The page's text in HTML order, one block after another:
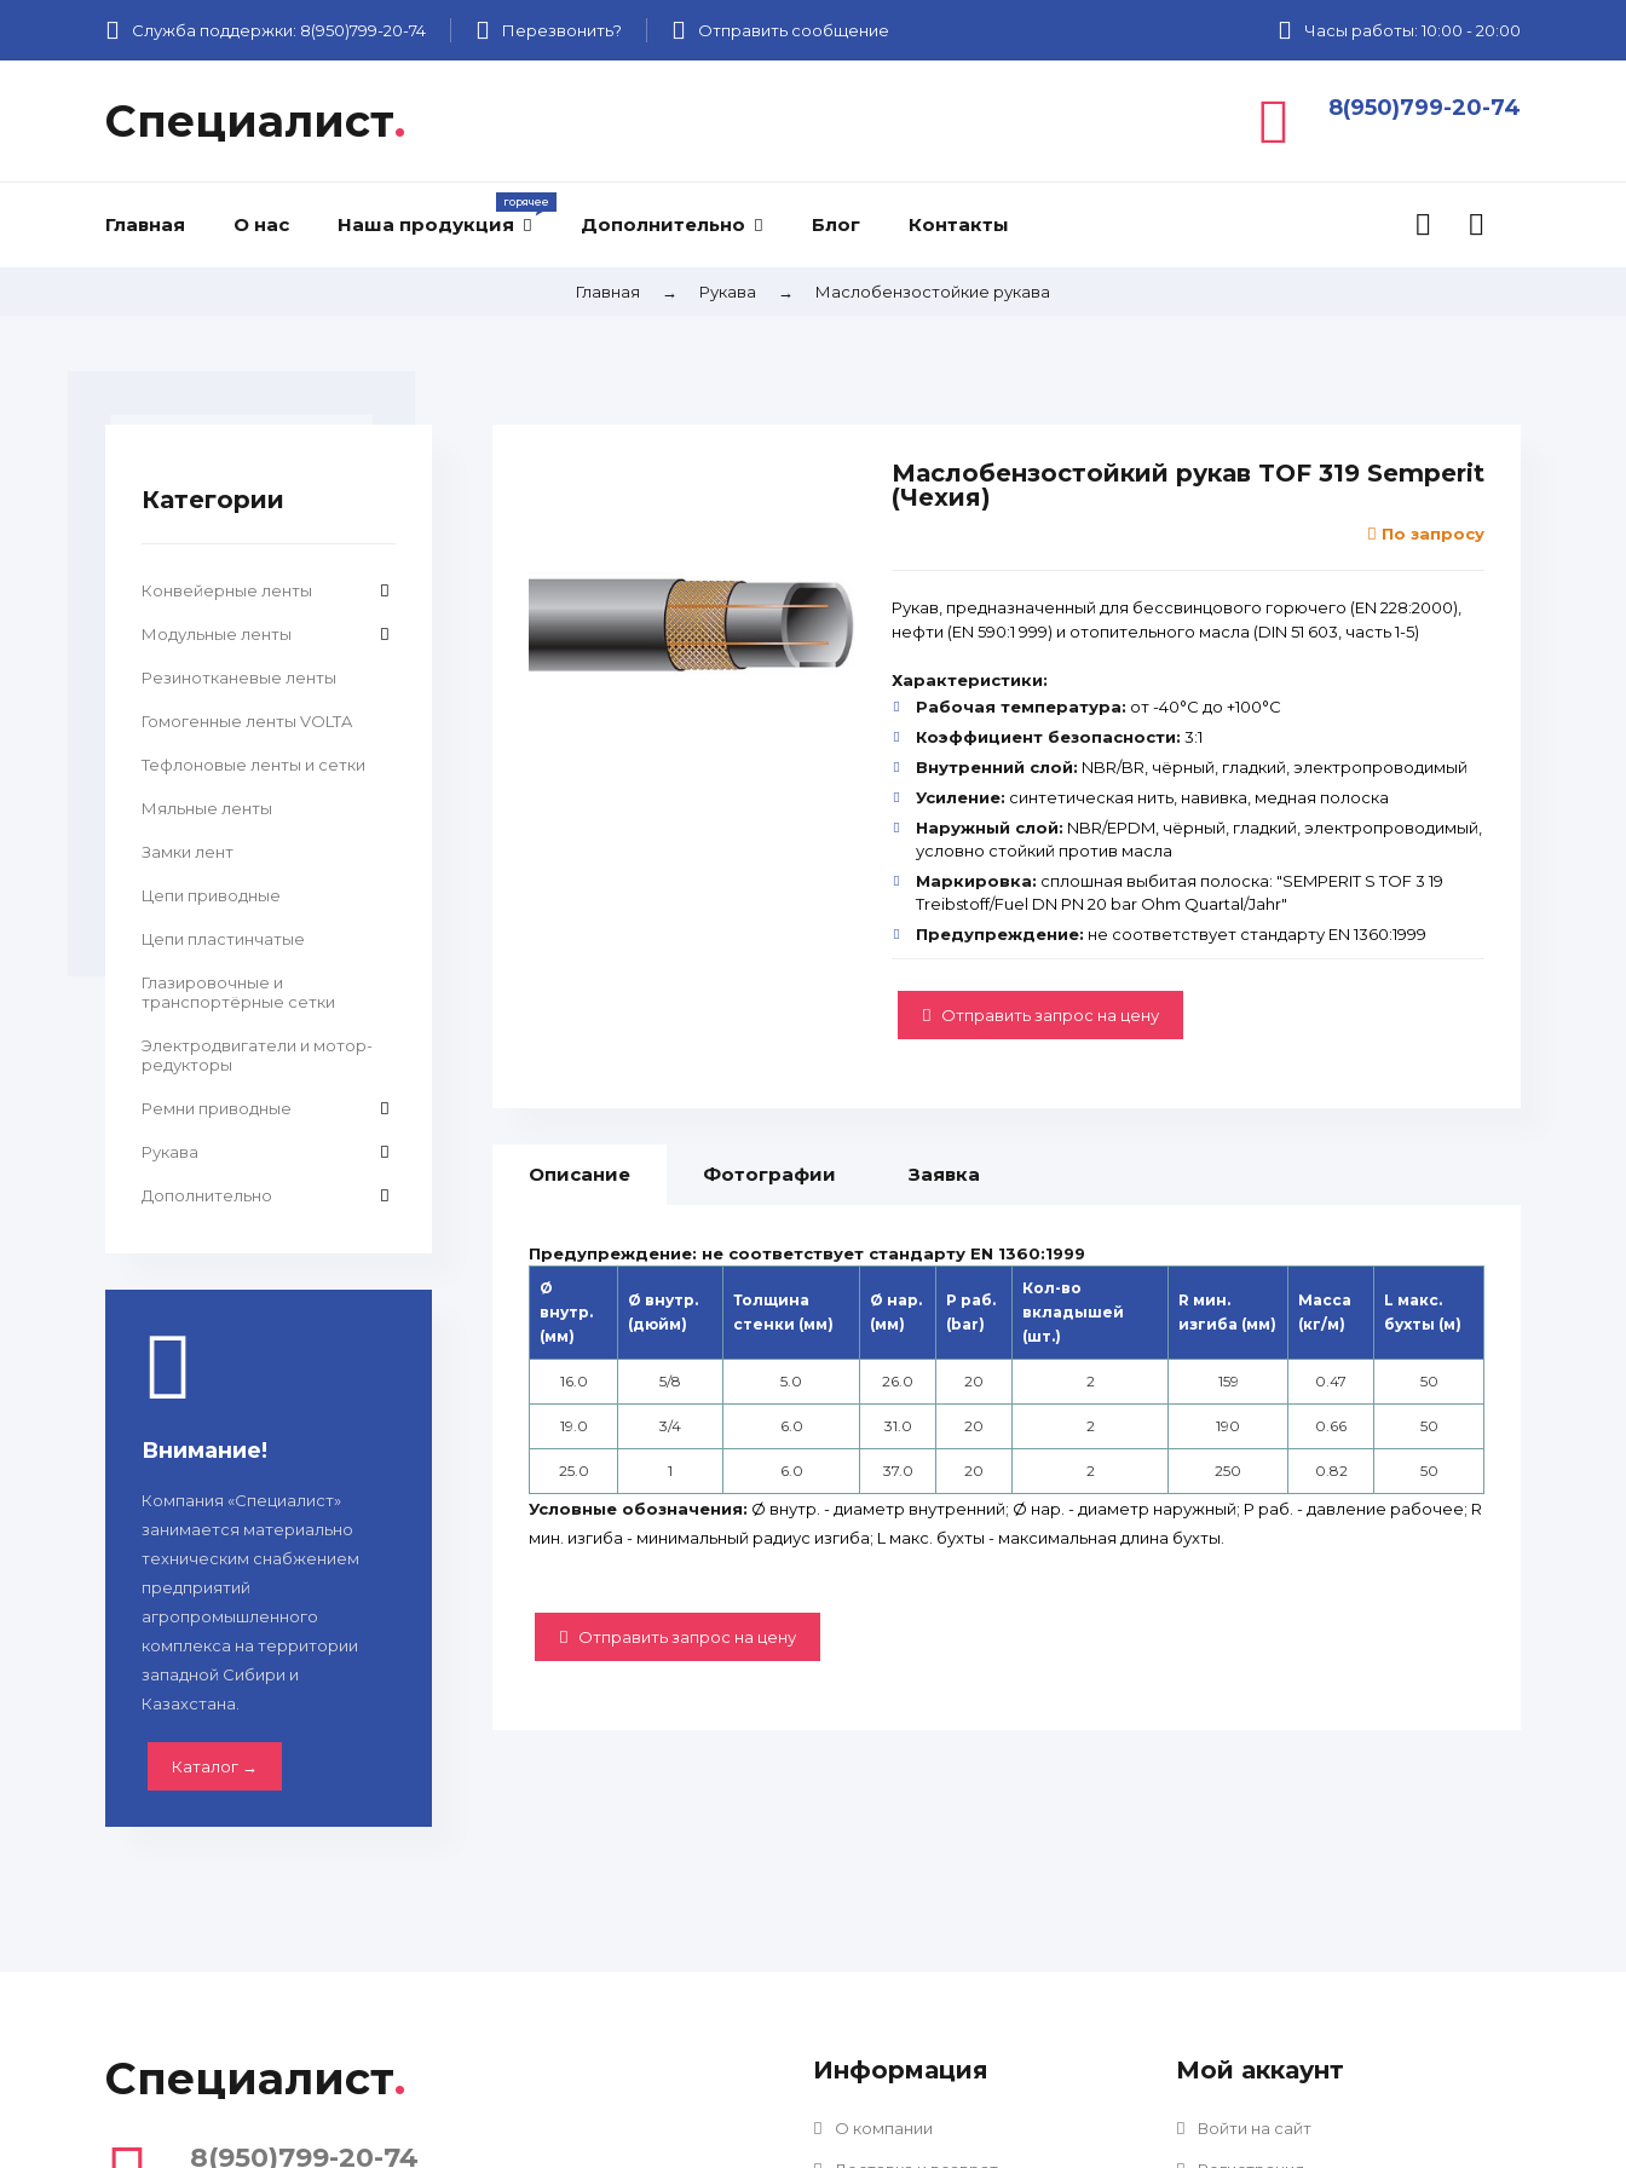
Служба поддержки: 8(950)799-20-74 Перезвонить? Отправить сообщение Часы работы: 10:00 - 20:00
Специалист. 8(950)799-20-74
Главная О нас Наша продукция Дополнительно Блог Контакты
Главная → Рукава → Маслобензостойкие рукава
Маслобензостойкий рукав TOF 319 Semperit
(Чехия)
По запросу
Рукав, предназначенный для бессвинцового горючего (EN 228:2000),
нефти (EN 590:1 999) и отопительного масла (DIN 51 603, часть 1-5)
Характеристики:
Рабочая температура: от -40°С до +100°С
Коэффициент безопасности: 3:1
Внутренний слой: NBR/BR, чёрный, гладкий, электропроводимый
Усиление: синтетическая нить, навивка, медная полоска
Наружный слой: NBR/EPDM, чёрный, гладкий, электропроводимый,
условно стойкий против масла
Маркировка: сплошная выбитая полоска: "SEMPERIT S TOF 3 19
Treibstoff/Fuel DN PN 20 bar Ohm Quartal/Jahr"
Предупреждение: не соответствует стандарту EN 1360:1999
Отправить запрос на цену
Описание Фотографии Заявка
Предупреждение: не соответствует стандарту EN 1360:1999
Ø
внутр.
(мм)
Ø внутр.
(дюйм)
Толщина
стенки (мм)
Ø нар.
(мм)
P раб.
(bar)
Кол-во
вкладышей
(шт.)
R мин.
изгиба (мм)
Масса
(кг/м)
L макс.
бухты (м)
16.0 5/8 5.0 26.0 20 2 159 0.47 50
19.0 3/4 6.0 31.0 20 2 190 0.66 50
25.0 1 6.0 37.0 20 2 250 0.82 50
Условные обозначения: Ø внутр. - диаметр внутренний; Ø нар. - диаметр наружный; P раб. - давление рабочее; R
мин. изгиба - минимальный радиус изгиба; L макс. бухты - максимальная длина бухты.
Отправить запрос на цену
Категории
Конвейерные ленты
Модульные ленты
Резинотканевые ленты
Гомогенные ленты VOLTA
Тефлоновые ленты и сетки
Мяльные ленты
Замки лент
Цепи приводные
Цепи пластинчатые
Глазировочные и
транспортёрные сетки
Электродвигатели и мотор-
редукторы
Ремни приводные
Рукава
Дополнительно
Внимание!
Компания «Специалист»
занимается материально
техническим снабжением
предприятий
агропромышленного
комплекса на территории
западной Сибири и
Казахстана.
Каталог →
Специалист.
8(950)799-20-74
Информация
О компании
Мой аккаунт
Войти на сайт